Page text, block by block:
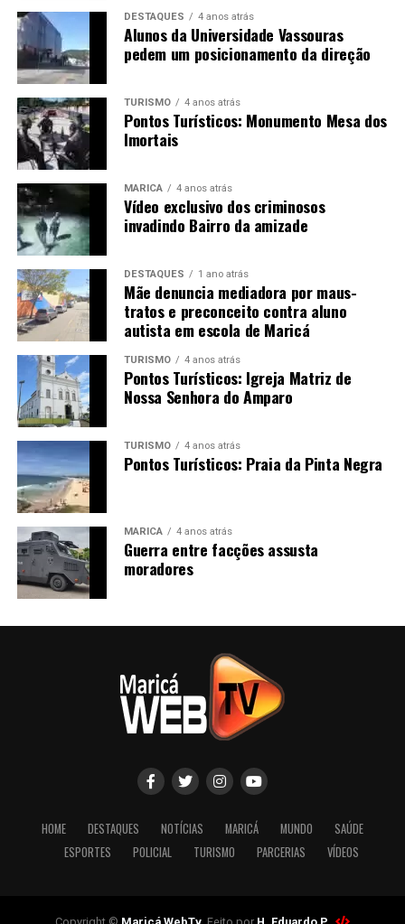
DESTAQUES 4 anos atrás
Alunos da Universidade Vassouras
pedem um posicionamento da direção
TURISMO 4 anos atrás
Pontos Turísticos: Monumento Mesa dos
Imortais
MARICÁ 4 anos atrás
Vídeo exclusivo dos criminosos
invadindo Bairro da amizade
DESTAQUES 1 ano atrás
Mãe denuncia mediadora por maus-
tratos e preconceito contra aluno
autista em escola de Maricá
TURISMO 4 anos atrás
Pontos Turísticos: Igreja Matriz de
Nossa Senhora do Amparo
TURISMO 4 anos atrás
Pontos Turísticos: Praia da Pinta Negra
MARICÁ 4 anos atrás
Guerra entre facções assusta
moradores
HOME DESTAQUES NOTÍCIAS MARICÁ MUNDO
SAÚDE
ESPORTES
POLICIAL TURISMO PARCERIAS VÍDEOS